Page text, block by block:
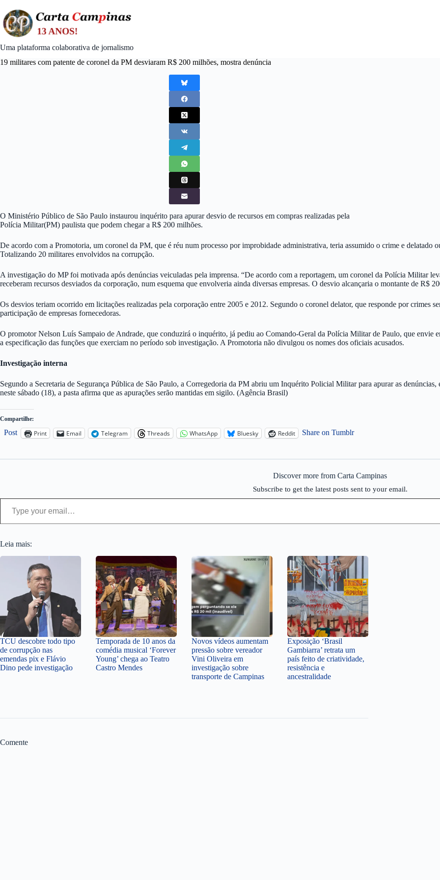
content
Uma plataforma colaborativa de jornalismo
19 militares com patente de coronel da PM desviaram R$ 200 milhões, mostra denúncia
O Ministério Público de São Paulo instaurou inquérito para apurar desvio de recursos em compras realizadas pela
Polícia Militar(PM) paulista que podem chegar a R$ 200 milhões.
De acordo com a Promotoria, um coronel da PM, que é réu num processo por improbidade administrativa, teria assumido o crime e delatado
Totalizando 20 militares envolvidos na corrupção.
A investigação do MP foi motivada após denúncias veiculadas pela imprensa. “De acordo com a reportagem, um coronel da Polícia Militar
receberam recursos desviados da corporação, num esquema que envolveria ainda diversas empresas. O desvio alcançaria o montante de R$
Os desvios teriam ocorrido em licitações realizadas pela corporação entre 2005 e 2012. Segundo o coronel delator, que responde por crimes
participação de empresas fornecedoras.
O promotor Nelson Luís Sampaio de Andrade, que conduzirá o inquérito, já pediu ao Comando-Geral da Polícia Militar de Paulo, que envie
a especificação das funções que exerciam no período sob investigação. A Promotoria não divulgou os nomes dos oficiais acusados.
Investigação interna
Segundo a Secretaria de Segurança Pública de São Paulo, a Corregedoria da PM abriu um Inquérito Policial Militar para apurar as
neste sábado (18), a pasta afirma que as apurações serão mantidas em sigilo. (Agência Brasil)
Compartilhe:
Post Print Email Telegram Threads WhatsApp Bluesky Reddit Share on Tumblr
Discover more from Carta Campinas
Subscribe to get the latest posts sent to your email.
Type your email…
Leia mais:
TCU descobre todo tipo
de corrupção nas
emendas pix e Flávio
Dino pede investigação
Temporada de 10 anos da
comédia musical ‘Forever
Young’ chega ao Teatro
Castro Mendes
Novos vídeos aumentam
pressão sobre vereador
Vini Oliveira em
investigação sobre
transporte de Campinas
Exposição ‘Brasil
Gambiarra’ retrata um
país feito de criatividade,
resistência e
ancestralidade
Comente